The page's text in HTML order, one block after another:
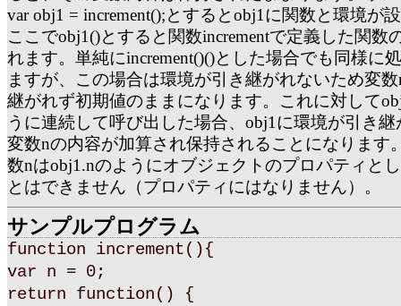
var obj1 = increment();とするとobj1に関数と環境が
ここでobj1()とすると関数incrementで定義した関数
れます。単純にincrement()()とした場合でも同様に
ますが、この場合は環境が引き継がれないため変
継がれず初期値のままになります。これに対して
うに連続して呼び出した場合、obj1に環境が引き
変数nの内容が加算され保持されることになります
数nはobj1.nのようにオブジェクトのプロパティと
とはできません（プロパティにはなりません）。
サンプルプログラム
function increment(){
var n = 0;
return function() {